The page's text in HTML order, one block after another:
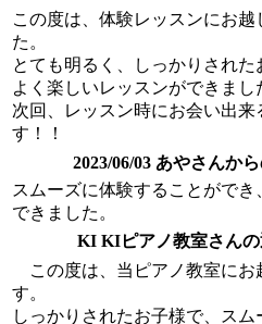
この度は、体験レッスンにお
た。
とても明るく、しっかりされ
よく楽しいレッスンができまし
次回、レッスン時にお会い出来
す！！
2023/06/03 あやさんか
スムーズに体験することがで
できました。
KI KIピアノ教室さんの
この度は、当ピアノ教室にお
す。
しっかりされたお子様で、ス